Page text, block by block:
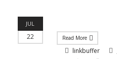
JUL
22 Read More
linkbuffer